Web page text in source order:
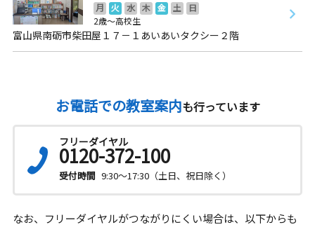
月 火 水 木 金 土
日
2歳～高校生
富山県南砺市柴田屋１７－１あいあいタクシー２階
お電話での教室案内も行っています
フリーダイヤル
0120-372-100
受付時間 9:30～17:30（土日、祝日除く）
なお、フリーダイヤルがつながりにくい場合は、以下からも